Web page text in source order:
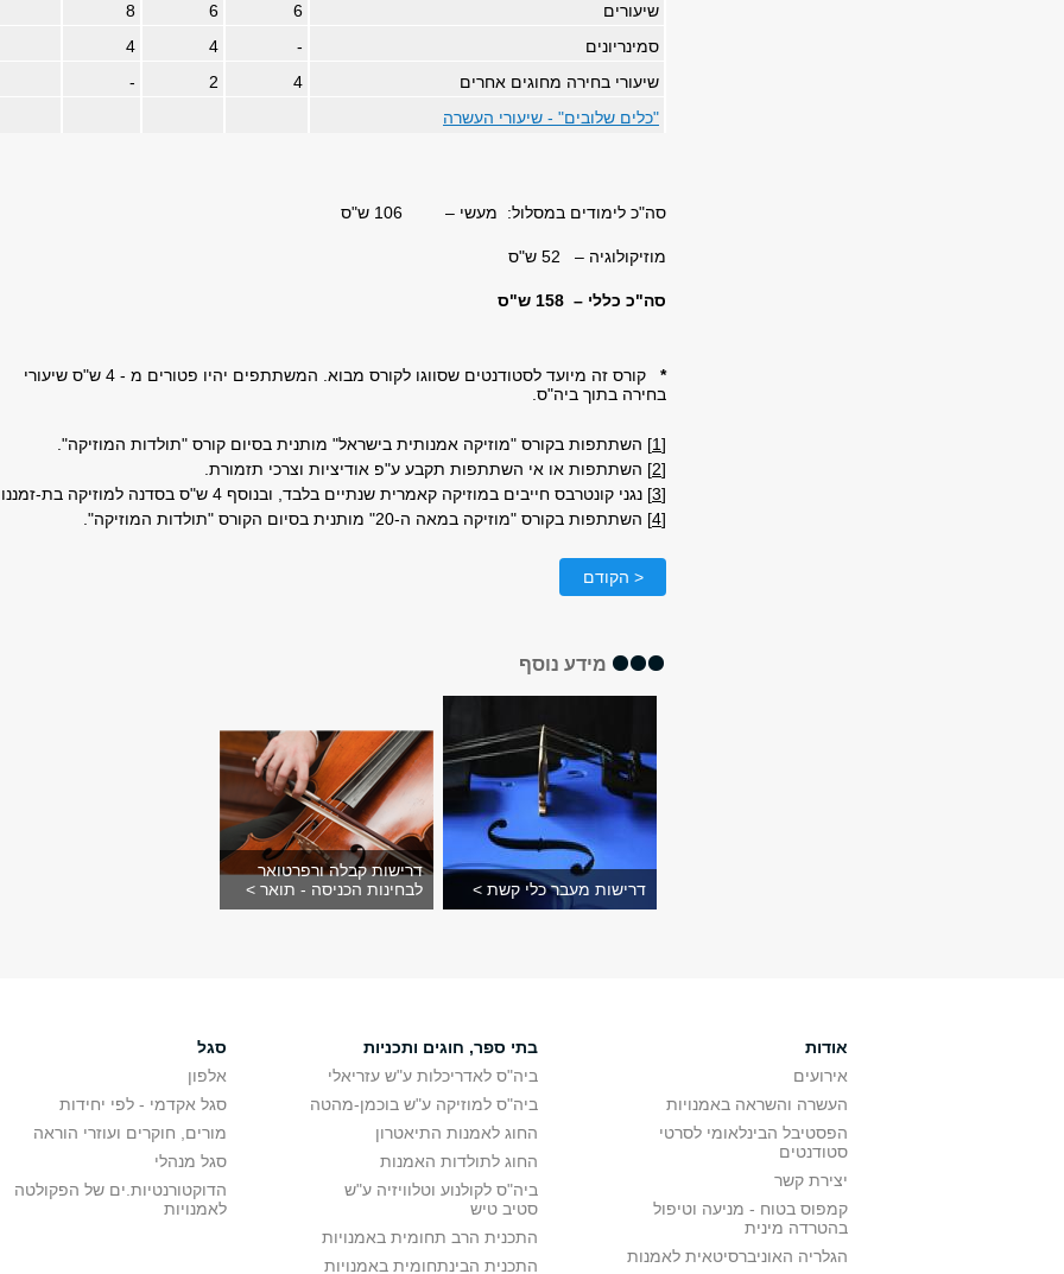
שיעורים
6
6
8
סמינריונים
-
4
4
שיעורי בחירה מחוגים אחרים
4
2
-
"כלים שלובים" - שיעורי העשרה
סה"כ לימודים במסלול: מעשי – 106 ש"ס
מוזיקולוגיה – 52 ש"ס
סה"כ כללי – 158 ש"ס
*
קורס זה מיועד לסטודנטים שסווגו לקורס מבוא. המשתתפים יהיו פטורים מ - 4 ש"ס שיעורי
בחירה בתוך ביה"ס.
[1]
השתתפות בקורס "מוזיקה אמנותית בישראל" מותנית בסיום קורס "תולדות המוזיקה".
[2]
השתתפות או אי השתתפות תקבע ע"פ אודיציות וצרכי תזמורת.
[3]
נגני קונטרבס חייבים במוזיקה קאמרית שנתיים בלבד, ובנוסף 4 ש"ס בסדנה למוזיקה בת-זמננו.
[4]
השתתפות בקורס "מוזיקה במאה ה-20" מותנית בסיום הקורס "תולדות המוזיקה".
< הקודם
מידע נוסף
דרישות מעבר כלי קשת >
דרישות קבלה ורפרטואר
לבחינות הכניסה - תואר >
אודות
אירועים
העשרה והשראה באמנויות
הפסטיבל הבינלאומי לסרטי
סטודנטים
יצירת קשר
קמפוס בטוח - מניעה וטיפול
בהטרדה מינית
הגלריה האוניברסיטאית לאמנות
בתי ספר, חוגים ותכניות
ביה"ס לאדריכלות ע"ש עזריאלי
ביה"ס למוזיקה ע"ש בוכמן-מהטה
החוג לאמנות התיאטרון
החוג לתולדות האמנות
ביה"ס לקולנוע וטלוויזיה ע"ש
סטיב טיש
התכנית הרב תחומית באמנויות
התכנית הבינתחומית באמנויות
סגל
אלפון
סגל אקדמי - לפי יחידות
מורים, חוקרים ועוזרי הוראה
סגל מנהלי
הדוקטורנטיות.ים של הפקולטה
לאמנויות